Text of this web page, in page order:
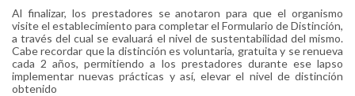
Al finalizar, los prestadores se anotaron para que el organismo
visite el establecimiento para completar el Formulario de Distinción,
a través del cual se evaluará el nivel de sustentabilidad del mismo.
Cabe recordar que la distinción es voluntaria, gratuita y se renueva
cada 2 años, permitiendo a los prestadores durante ese lapso
implementar nuevas prácticas y así, elevar el nivel de distinción
obtenido